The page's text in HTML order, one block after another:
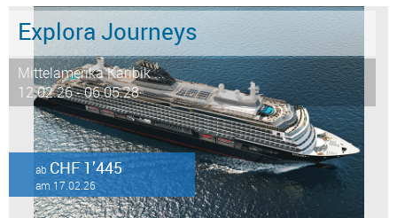
Explora Journeys
Mittelamerika Karibik ...
12.02.26 - 06.05.28
abCHF 1’445
am 17.02.26